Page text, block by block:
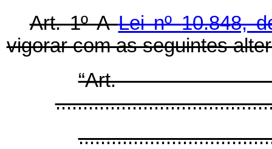
Art. 1ºALei nº10.848,
vigorar com as seguintes